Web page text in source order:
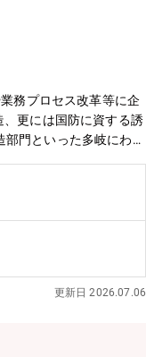
務プロセス改革等に企
更には国防に資する誘
門といった多岐にわた
なる可能性がございま
防衛事業領域を担う
企画・戦略企画立案及
におけるプロジェクト
現場へのヒアリング/
ていただきます。各プ
定となります。当社事業
更新日 2026.07.06